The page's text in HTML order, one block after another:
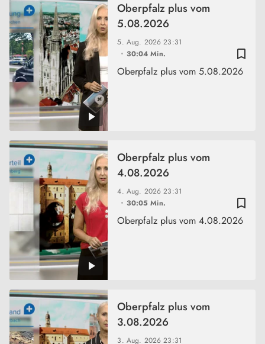
bookmark_border
5. Aug. 202623:31
30:04 Min.
Oberpfalz plus vom
5.08.2026
Oberpfalz plus vom 5.08.2026
bookmark_border
4. Aug. 202623:31
30:05 Min.
Oberpfalz plus vom
4.08.2026
Oberpfalz plus vom 4.08.2026
3. Aug. 202623:31
Oberpfalz plus vom
3.08.2026